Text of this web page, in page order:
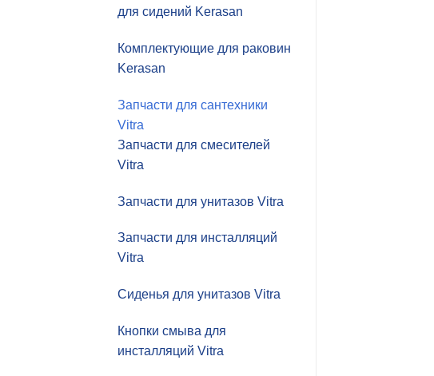
для сидений Kerasan
Комплектующие для раковин
Kerasan
Запчасти для сантехники
Vitra
Запчасти для смесителей
Vitra
Запчасти для унитазов Vitra
Запчасти для инсталляций
Vitra
Сиденья для унитазов Vitra
Кнопки смыва для
инсталляций Vitra